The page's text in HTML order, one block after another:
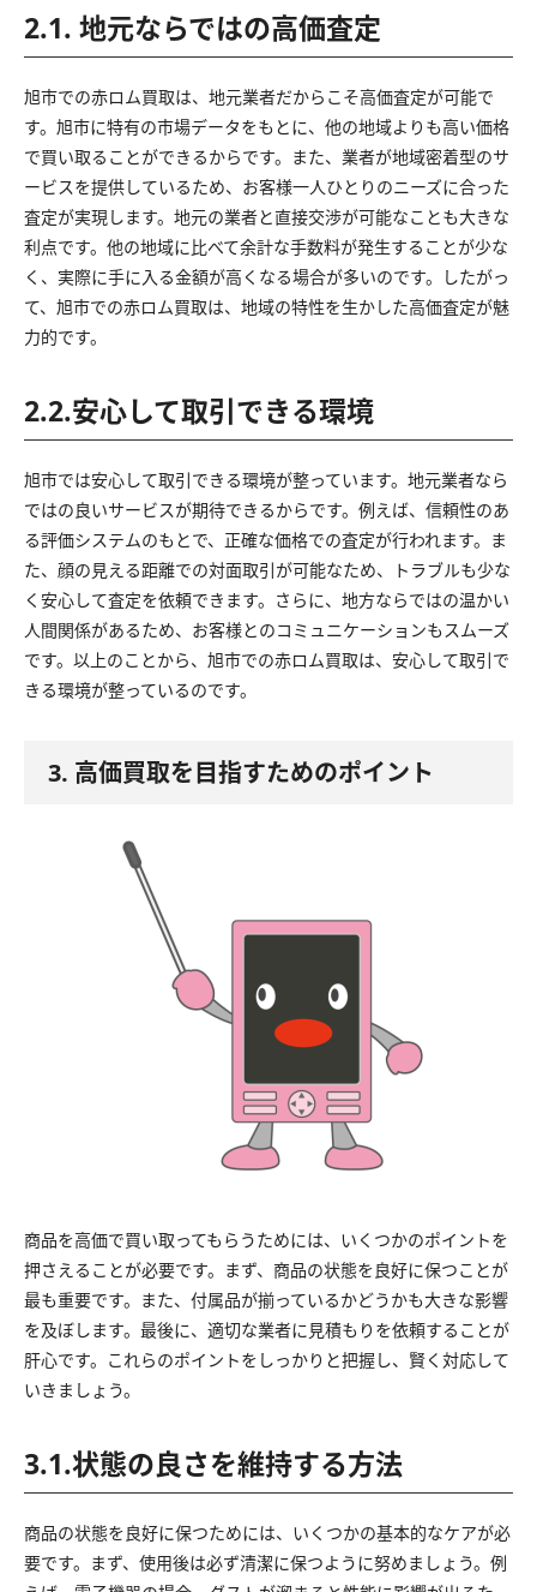
2.1. 地元ならではの高価査定
旭市での赤ロム買取は、地元業者だからこそ高価査定が可能で
す。旭市に特有の市場データをもとに、他の地域よりも高い価格
で買い取ることができるからです。また、業者が地域密着型のサ
ービスを提供しているため、お客様一人ひとりのニーズに合った
査定が実現します。地元の業者と直接交渉が可能なことも大きな
利点です。他の地域に比べて余計な手数料が発生することが少な
く、実際に手に入る金額が高くなる場合が多いのです。したがっ
て、旭市での赤ロム買取は、地域の特性を生かした高価査定が魅
力的です。
2.2.安心して取引できる環境
旭市では安心して取引できる環境が整っています。地元業者なら
ではの良いサービスが期待できるからです。例えば、信頼性のあ
る評価システムのもとで、正確な価格での査定が行われます。ま
た、顔の見える距離での対面取引が可能なため、トラブルも少な
く安心して査定を依頼できます。さらに、地方ならではの温かい
人間関係があるため、お客様とのコミュニケーションもスムーズ
です。以上のことから、旭市での赤ロム買取は、安心して取引で
きる環境が整っているのです。
3. 高価買取を目指すためのポイント
商品を高価で買い取ってもらうためには、いくつかのポイントを
押さえることが必要です。まず、商品の状態を良好に保つことが
最も重要です。また、付属品が揃っているかどうかも大きな影響
を及ぼします。最後に、適切な業者に見積もりを依頼することが
肝心です。これらのポイントをしっかりと把握し、賢く対応して
いきましょう。
3.1.状態の良さを維持する方法
商品の状態を良好に保つためには、いくつかの基本的なケアが必
要です。まず、使用後は必ず清潔に保つように努めましょう。例